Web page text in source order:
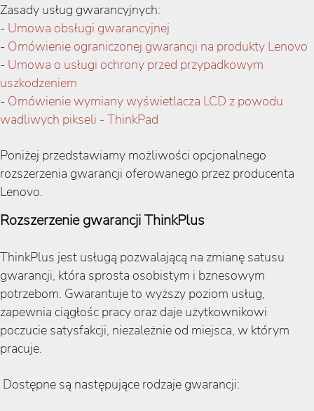
Zasady usług gwarancyjnych:
- Umowa obsługi gwarancyjnej
- Omówienie ograniczonej gwarancji na produkty Lenovo
- Umowa o usługi ochrony przed przypadkowym
uszkodzeniem
- Omówienie wymiany wyświetlacza LCD z powodu
wadliwych pikseli - ThinkPad
Poniżej przedstawiamy możliwości opcjonalnego
rozszerzenia gwarancji oferowanego przez producenta
Lenovo.
Rozszerzenie gwarancji ThinkPlus
ThinkPlus jest usługą pozwalającą na zmianę satusu
gwarancji, która sprosta osobistym i bznesowym
potrzebom. Gwarantuje to wyższy poziom usług,
zapewnia ciągłośc pracy oraz daje użytkownikowi
poczucie satysfakcji, niezależnie od miejsca, w którym
pracuje.
Dostępne są następujące rodzaje gwarancji: